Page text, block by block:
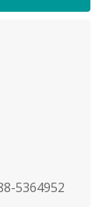
5364952